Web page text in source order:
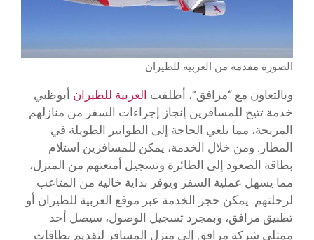
الصورة مقدمة من العربية للطيران
وبالتعاون مع “مرافق”، أطلقت العربية للطيران أبوظبي
خدمة تتيح للمسافرين إنجاز إجراءات السفر من منازلهم
المريحة، مما يلغي الحاجة إلى الطوابير الطويلة في
المطار. ومن خلال الخدمة، يمكن للمسافرين استلام
بطاقة الصعود إلى الطائرة وتسجيل أمتعتهم من المنزل،
مما يسهل عملية السفر ويوفر بداية خالية من المتاعب
لرحلتهم. يمكن حجز الخدمة عبر موقع العربية للطيران أو
تطبيق مرافق، وبمجرد تسجيل الوصول، سيصل أحد
ممثلي شركة مرافق إلى منزل المسافر لتقديم بطاقات